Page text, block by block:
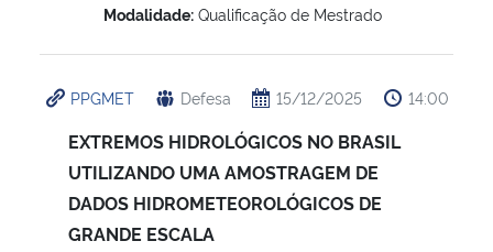
Modalidade: Qualificação de Mestrado
PPGMET Defesa 15/12/2025 14:00
EXTREMOS HIDROLÓGICOS NO BRASIL
UTILIZANDO UMA AMOSTRAGEM DE
DADOS HIDROMETEOROLÓGICOS DE
GRANDE ESCALA